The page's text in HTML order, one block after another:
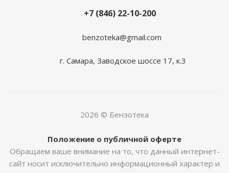
+7 (846) 22-10-200
benzoteka@gmail.com
г. Самара, Заводское шоссе 17, к.3
2026 © Бензотека
Положение о публичной оферте
Обращаем ваше внимание на то, что данный интернет-
сайт носит исключительно информационный характер и